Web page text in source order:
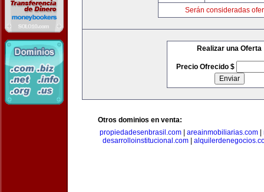
Serán consideradas
Realizar una Oferta
Precio Ofrecido $
Otros dominios en venta:
propiedadesenbrasil.com| areainmobiliarias.com|
desarrolloinstitucional.com